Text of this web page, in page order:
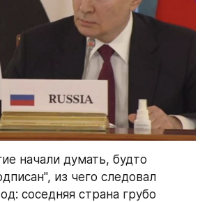
начали думать, будто
из чего следовал
соседняя страна грубо